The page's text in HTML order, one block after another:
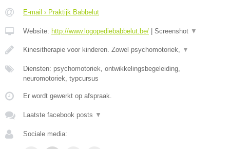
E-mail › Praktijk Babbelut
Website: http://www.logopediebabbelut.be/ Screenshot ▼
Kinesitherapie voor kinderen. Zowel psychomotoriek, ▼
Diensten: psychomotoriek, ontwikkelingsbegeleiding,
neuromotoriek, typcursus
Er wordt gewerkt op afspraak.
Laatste facebook posts ▼
Sociale media: